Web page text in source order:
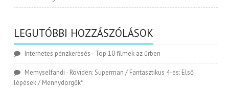
LEGUTÓBBI HOZZÁSZÓLÁSOK
Internetes pénzkeresés - Top 10 filmek az űrben
Memyselfandi - Röviden: Superman / Fantasztikus 4-es: Első
lépések / Mennydörgők*